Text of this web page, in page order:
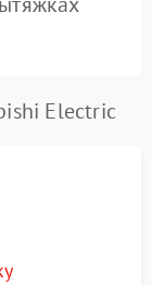
Electric